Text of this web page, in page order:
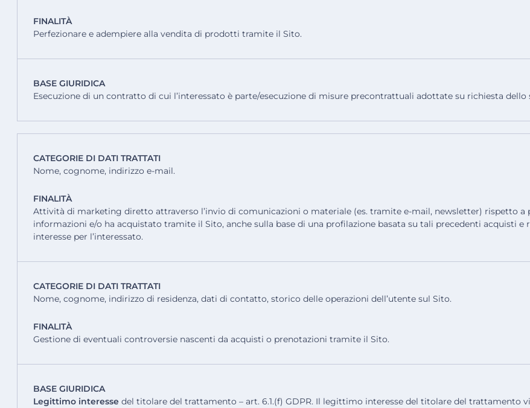
FINALITÀ
Perfezionare e adempiere alla vendita di prodotti tramite il Sito.
BASE GIURIDICA
Esecuzione di un contratto di cui l’interessato è parte/esecuzione di misure precontrattuali adottate su richiesta dello
CATEGORIE DI DATI TRATTATI
Nome, cognome, indirizzo e-mail.
FINALITÀ
Attività di marketing diretto attraverso l’invio di comunicazioni o materiale (es. tramite e-mail, newsletter) rispetto
informazioni e/o ha acquistato tramite il Sito, anche sulla base di una profilazione basata su tali precedenti acquisti
interesse per l’interessato.
CATEGORIE DI DATI TRATTATI
Nome, cognome, indirizzo di residenza, dati di contatto, storico delle operazioni dell’utente sul Sito.
FINALITÀ
Gestione di eventuali controversie nascenti da acquisti o prenotazioni tramite il Sito.
BASE GIURIDICA
Legittimo interesse del titolare del trattamento – art. 6.1.(f) GDPR. Il legittimo interesse del titolare del trattamento